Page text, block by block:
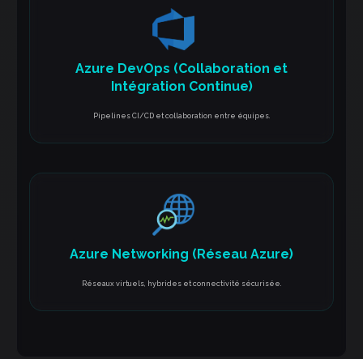
Azure DevOps (Collaboration et
Intégration Continue)
Pipelines CI/CD et collaboration entre équipes.
Azure Networking (Réseau Azure)
Réseaux virtuels, hybrides et connectivité sécurisée.